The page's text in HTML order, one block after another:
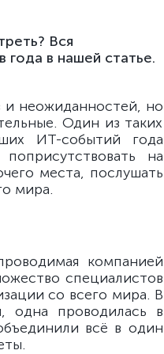
Вся
в нашей статье.
неожиданностей, но
Один из таких
ИТ-событий года
на
места, послушать
мира.
компанией
специалистов
со всего мира. В
одна проводилась в
всё в один